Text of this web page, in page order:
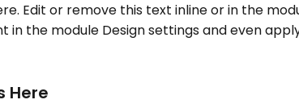
Edit or remove this text inline or in the
in the module Design settings and even
Here